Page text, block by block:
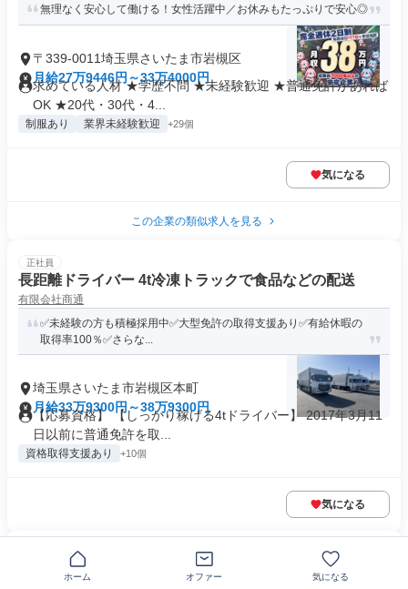
無理なく安心して働ける！女性活躍中／お休みもたっぷりで安心◎
〒339-0011埼玉県さいたま市岩槻区
月給27万9446円～33万4000円
求めている人材 ★学歴不問 ★未経験歓迎 ★普通免許があれば
OK ★20代・30代・4...
制服あり 業界未経験歓迎 +29個
気になる
この企業の類似求人を見る
正社員
長距離ドライバー 4t冷凍トラックで食品などの配送
有限会社商通
✅️未経験の方も積極採用中✅️大型免許の取得支援あり✅️有給休暇の
取得率100％✅️さらな...
埼玉県さいたま市岩槻区本町
月給33万9300円～38万9300円
【応募資格】 【しっかり稼げる4tドライバー】 2017年3月11
日以前に普通免許を取...
資格取得支援あり +10個
気になる
ルート配送ドライバー/物流
ホーム オファー 気になる